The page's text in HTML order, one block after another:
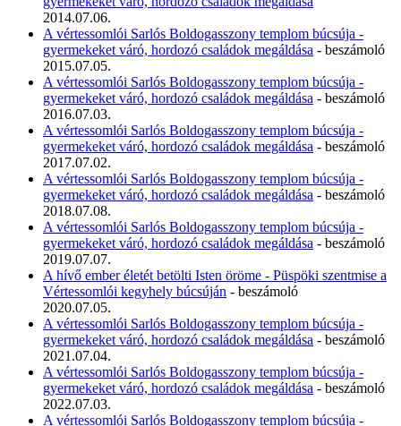
2014.07.06.
A vértessomlói Sarlós Boldogasszony templom búcsúja -
gyermekeket váró, hordozó családok megáldása - beszámoló
2015.07.05.
A vértessomlói Sarlós Boldogasszony templom búcsúja -
gyermekeket váró, hordozó családok megáldása - beszámoló
2016.07.03.
A vértessomlói Sarlós Boldogasszony templom búcsúja -
gyermekeket váró, hordozó családok megáldása - beszámoló
2017.07.02.
A vértessomlói Sarlós Boldogasszony templom búcsúja -
gyermekeket váró, hordozó családok megáldása - beszámoló
2018.07.08.
A vértessomlói Sarlós Boldogasszony templom búcsúja -
gyermekeket váró, hordozó családok megáldása - beszámoló
2019.07.07.
A hívő ember életét betölti Isten öröme - Püspöki szentmise a
Vértessomlói kegyhely búcsúján - beszámoló
2020.07.05.
A vértessomlói Sarlós Boldogasszony templom búcsúja -
gyermekeket váró, hordozó családok megáldása - beszámoló
2021.07.04.
A vértessomlói Sarlós Boldogasszony templom búcsúja -
gyermekeket váró, hordozó családok megáldása - beszámoló
2022.07.03.
A vértessomlói Sarlós Boldogasszony templom búcsúja -